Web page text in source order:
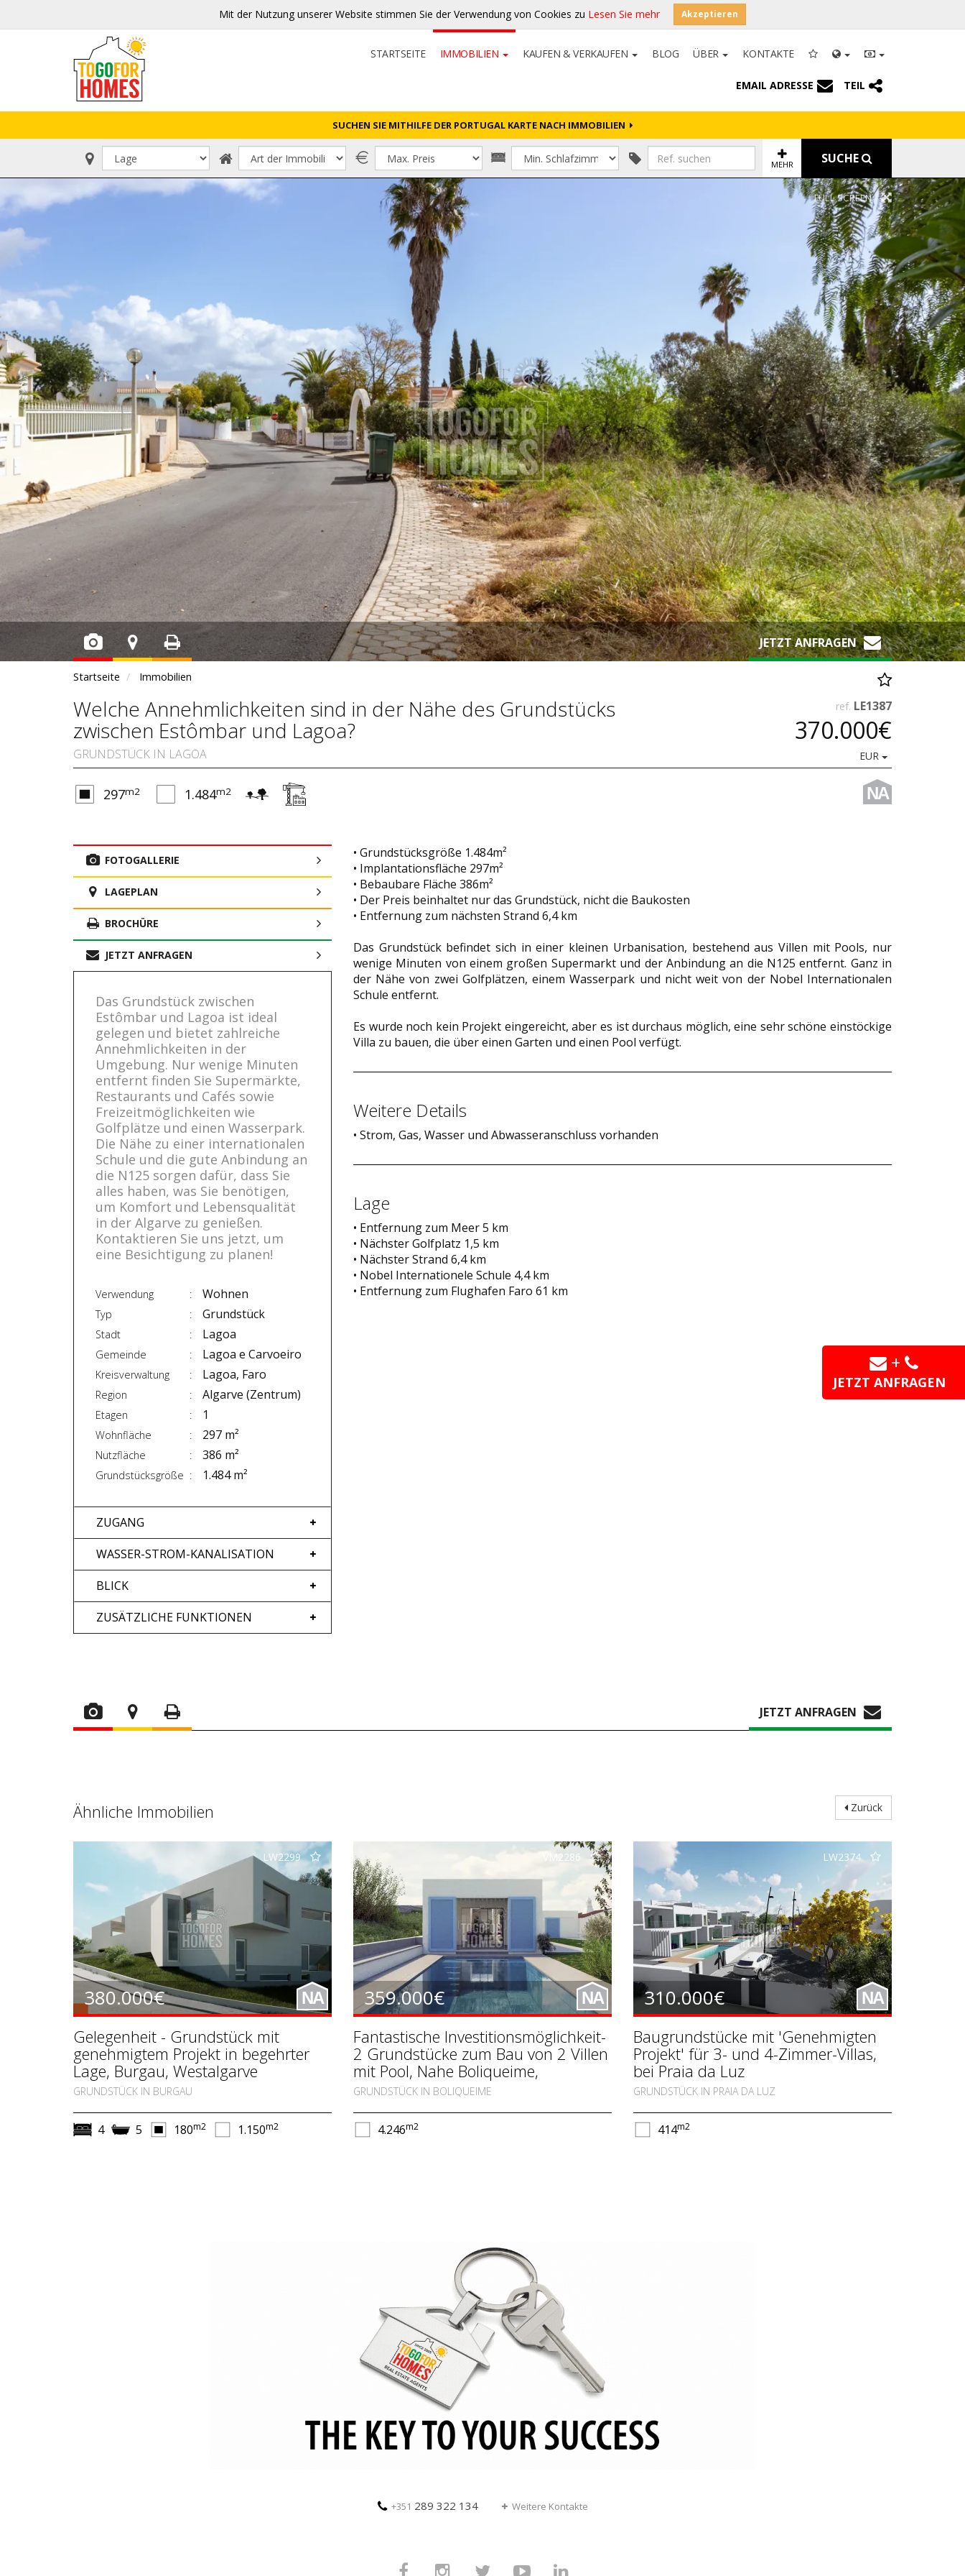
Mit der Nutzung unserer Website stimmen Sie der Verwendung von Cookies zu Lesen Sie mehr Akzeptieren
STARTSEITE IMMOBILIEN KAUFEN & VERKAUFEN BLOG ÜBER KONTAKTE
EMAIL ADRESSE TEIL
SUCHEN SIE MITHILFE DER PORTUGAL KARTE NACH IMMOBILIEN
MEHR SUCHE
FULL SCREEN
JETZT ANFRAGEN
Startseite Immobilien
Welche Annehmlichkeiten sind in der Nähe des Grundstücks
zwischen Estômbar und Lagoa?
GRUNDSTÜCK IN LAGOA
ref. LE1387
370.000€
EUR
NA
297m2 1.484m2
FOTOGALLERIE
LAGEPLAN
BROCHÜRE
JETZT ANFRAGEN
Das Grundstück zwischen
Estômbar und Lagoa ist ideal
gelegen und bietet zahlreiche
Annehmlichkeiten in der
Umgebung. Nur wenige Minuten
entfernt finden Sie Supermärkte,
Restaurants und Cafés sowie
Freizeitmöglichkeiten wie
Golfplätze und einen Wasserpark.
Die Nähe zu einer internationalen
Schule und die gute Anbindung an
die N125 sorgen dafür, dass Sie
alles haben, was Sie benötigen,
um Komfort und Lebensqualität
in der Algarve zu genießen.
Kontaktieren Sie uns jetzt, um
eine Besichtigung zu planen!
Verwendung Wohnen
Typ Grundstück
Stadt Lagoa
Gemeinde Lagoa e Carvoeiro
Kreisverwaltung Lagoa, Faro
Region Algarve (Zentrum)
Etagen 1
Wohnfläche 297 m²
Nutzfläche 386 m²
Grundstücksgröße 1.484 m²
ZUGANG
WASSER-STROM-KANALISATION
BLICK
ZUSÄTZLICHE FUNKTIONEN
• Grundstücksgröße 1.484m²
• Implantationsfläche 297m²
• Bebaubare Fläche 386m²
• Der Preis beinhaltet nur das Grundstück, nicht die Baukosten
• Entfernung zum nächsten Strand 6,4 km
Das Grundstück befindet sich in einer kleinen Urbanisation, bestehend aus Villen mit Pools, nur
wenige Minuten von einem großen Supermarkt und der Anbindung an die N125 entfernt. Ganz in
der Nähe von zwei Golfplätzen, einem Wasserpark und nicht weit von der Nobel Internationalen
Schule entfernt.
Es wurde noch kein Projekt eingereicht, aber es ist durchaus möglich, eine sehr schöne einstöckige
Villa zu bauen, die über einen Garten und einen Pool verfügt.
Weitere Details
• Strom, Gas, Wasser und Abwasseranschluss vorhanden
Lage
• Entfernung zum Meer 5 km
• Nächster Golfplatz 1,5 km
• Nächster Strand 6,4 km
• Nobel Internationele Schule 4,4 km
• Entfernung zum Flughafen Faro 61 km
JETZT ANFRAGEN
Zurück
Ähnliche Immobilien
LW2299
380.000€ NA
Gelegenheit - Grundstück mit
genehmigtem Projekt in begehrter
Lage, Burgau, Westalgarve
GRUNDSTÜCK IN BURGAU
4 5 180m2 1.150m2
VM2286
359.000€ NA
Fantastische Investitionsmöglichkeit-
2 Grundstücke zum Bau von 2 Villen
mit Pool, Nahe Boliqueime,
Vilamoura
GRUNDSTÜCK IN BOLIQUEIME
4.246m2
LW2374
310.000€ NA
Baugrundstücke mit 'Genehmigten
Projekt' für 3- und 4-Zimmer-Villas,
bei Praia da Luz
GRUNDSTÜCK IN PRAIA DA LUZ
414m2
+351 289 322 134 Weitere Kontakte
JETZT ANFRAGEN
+